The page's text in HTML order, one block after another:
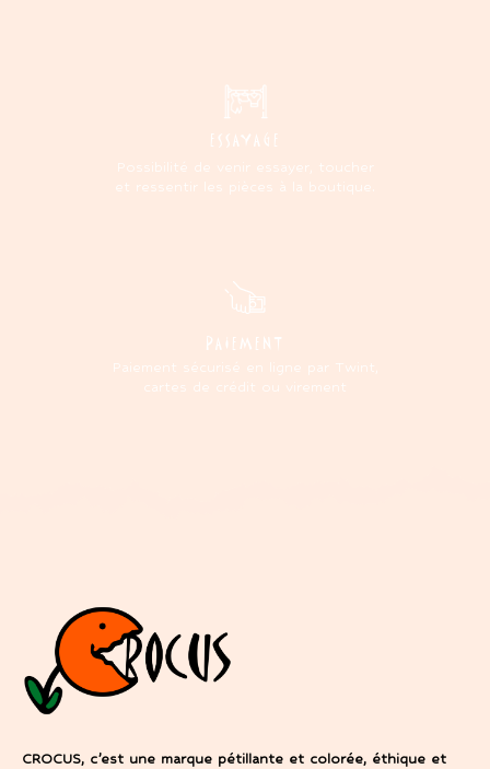
ESSAYAGE
Possibilité de venir essayer, toucher
et ressentir les pièces à la boutique.
PAIEMENT
Paiement sécurisé en ligne par Twint,
cartes de crédit ou virement
CROCUS, c’est une marque pétillante et colorée, éthique et